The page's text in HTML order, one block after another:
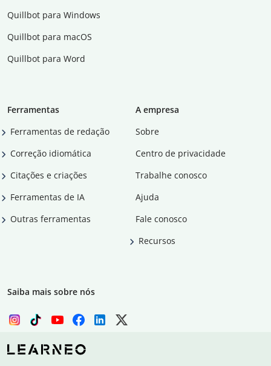
Quillbot para Windows
Quillbot para macOS
Quillbot para Word
Ferramentas
Ferramentas de redação
Correção idiomática
Citações e criações
Ferramentas de IA
Outras ferramentas
A empresa
Sobre
Centro de privacidade
Trabalhe conosco
Ajuda
Fale conosco
Recursos
Saiba mais sobre nós